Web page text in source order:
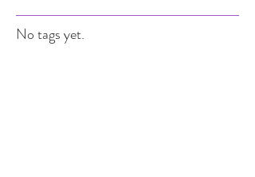
No tags yet.